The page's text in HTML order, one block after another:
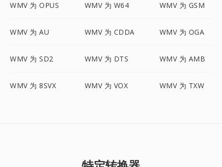
WMV 为 OPUS WMV 为 W64 WMV 为 GSM
WMV 为 AU WMV 为 CDDA WMV 为 OGA
WMV 为 SD2 WMV 为 DTS WMV 为 AMB
WMV 为 8SVX WMV 为 VOX WMV 为 TXW